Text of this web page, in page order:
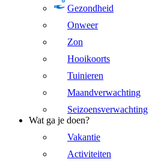
Gezondheid
Onweer
Zon
Hooikoorts
Tuinieren
Maandverwachting
Seizoensverwachting
Wat ga je doen?
Vakantie
Activiteiten